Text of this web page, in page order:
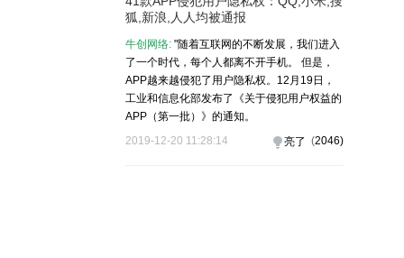
狐,新浪,人人均被通报
牛创网络: "随着互联网的不断发展，我们进入
了一个时代，每个人都离不开手机。 但是，
APP越来越侵犯了用户隐私权。12月19日，
工业和信息化部发布了《关于侵犯用户权益的
APP（第一批）》的通知。
2019-12-20 11:28:14
)
2046
(
亮了